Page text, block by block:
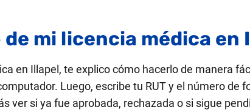
mi licencia médica en
en Illapel, te explico cómo hacerlo de manera
Luego, escribe tu RUT y el número de
ver si ya fue aprobada, rechazada o si sigue